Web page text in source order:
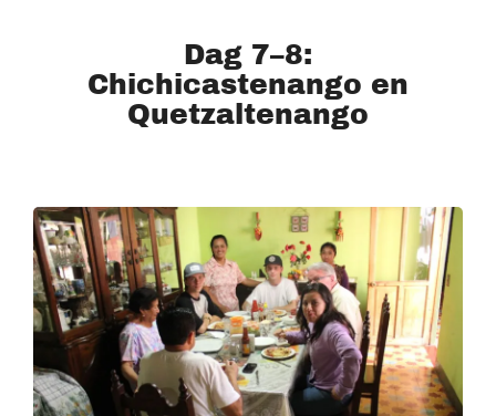
Dag 7–8:
Chichicastenango en
Quetzaltenango